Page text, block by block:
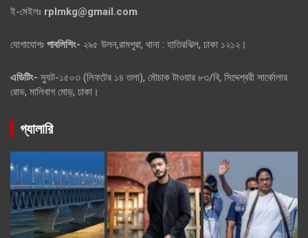
ই-মেইলঃ rplmkg@gmail.com
যোগাযোগঃ পাবলিশিং- ২৯৫ উলন,রামপুরা, থানা : হাতিরঝিল, ঢাকা ১২১২।
এডিটিং- স্যুট-১৫০৩ (লিফটের ১৪ তলা), মৌচাক টাওয়ার ৮৩/বি, সিদ্দেশ্বরী সার্কোলার
রোড, মালিবাগ মোড়, ঢাকা।
গ্যালারি